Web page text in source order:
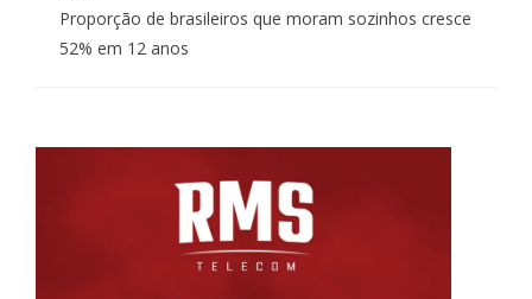
Proporção de brasileiros que moram sozinhos cresce
52% em 12 anos